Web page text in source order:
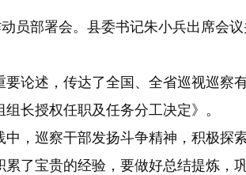
部署会。县委书记朱小兵出席会议
论述，传达了全国、全省巡视巡察
长授权任职及任务分工决定》。
，巡察干部发扬斗争精神，积极探
累了宝贵的经验，要做好总结提炼，